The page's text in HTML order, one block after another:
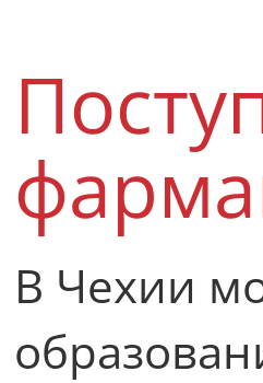
В Чехии